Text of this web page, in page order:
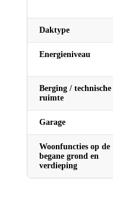
Daktype
Energieniveau
Berging / technische
ruimte
Garage
Woonfuncties op de
begane grond en
verdieping